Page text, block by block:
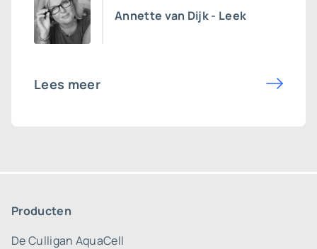
Annette van Dijk - Leek
Lees meer
Producten
De Culligan AquaCell